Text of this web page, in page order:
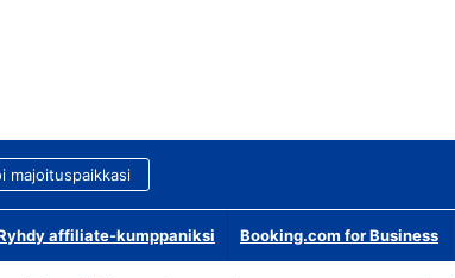
majoituspaikkasi
affiliate-kumppaniksi Booking.com for Business